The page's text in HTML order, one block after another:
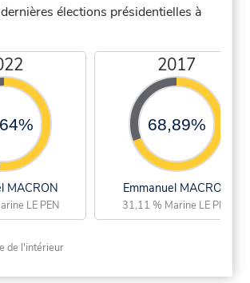
élections présidentielles à
MACRON
LE PEN
2017
68,89%
Emmanuel MACRON
31,11 % Marine LE PEN
de l'intérieur